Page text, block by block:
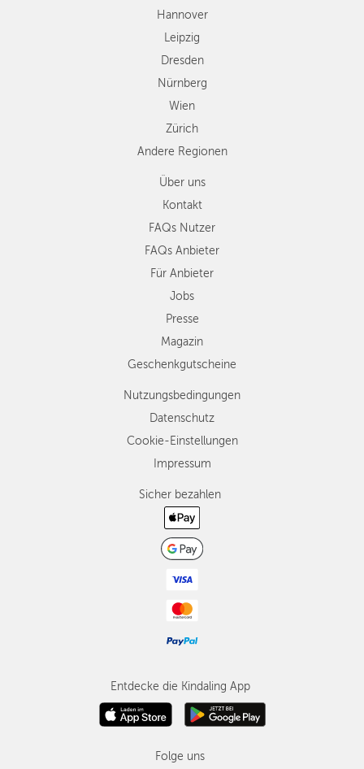
Andere
RegionenHannover
Leipzig
Dresden
Nürnberg
Wien
Zürich
Andere Regionen
Über uns
Kontakt
FAQs Nutzer
FAQs Anbieter
Für Anbieter
Jobs
Presse
Magazin
Geschenkgutscheine
Nutzungsbedingungen
Datenschutz
Cookie-Einstellungen
Impressum
Sicher bezahlen
Entdecke die Kindaling App
Folge uns